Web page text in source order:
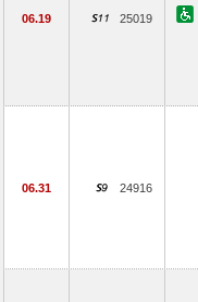
06.19 25019
06.31 24916